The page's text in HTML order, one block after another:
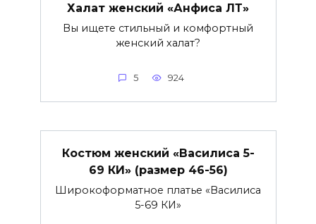
Халат женский «Анфиса ЛТ»
Вы ищете стильный и комфортный
женский халат?
5 924
Костюм женский «Василиса 5-
69 КИ» (размер 46-56)
Широкоформатное платье «Василиса
5-69 КИ»